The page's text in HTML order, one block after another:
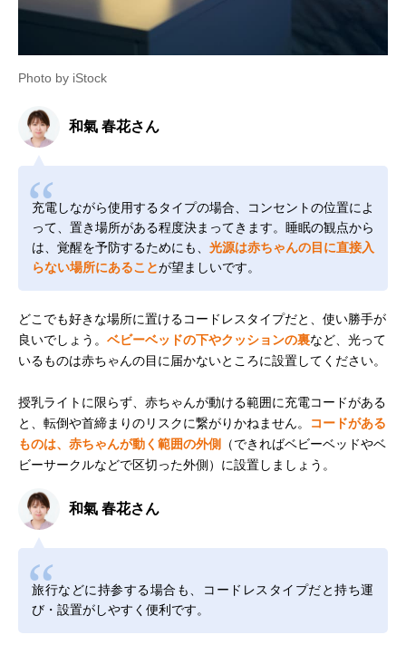
Photo by iStock
和氣 春花さん
充電しながら使用するタイプの場合、コンセントの位置によ
って、置き場所がある程度決まってきます。睡眠の観点から
は、覚醒を予防するためにも、 光源は赤ちゃんの目に直接入
らない場所にあることが望ましいです。
どこでも好きな場所に置けるコードレスタイプだと、使い勝手が
良いでしょう。 ベビーベッドの下やクッションの裏など、光って
いるものは赤ちゃんの目に届かないところに設置してください。
授乳ライトに限らず、赤ちゃんが動ける範囲に充電コードがある
と、転倒や首締まりのリスクに繋がりかねません。
コードがある
ものは、赤ちゃんが動く範囲の外側
（できればベビーベッドやベ
ビーサークルなどで区切った外側）に設置しましょう。
和氣 春花さん
旅行などに持参する場合も、コードレスタイプだと持ち運
び・設置がしやすく便利です。